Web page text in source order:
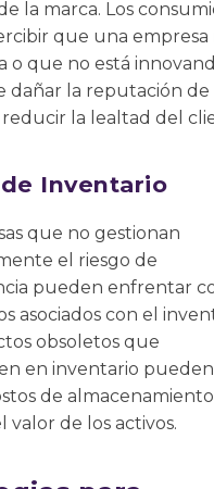
la marca. Los
que una empresa
o que no está
dañar la reputación de
reducir la lealtad del
Inventario
que no gestionan
el riesgo de
pueden enfrentar
asociados con el
obsoletos que
en inventario pueden
de
valor de los activos.